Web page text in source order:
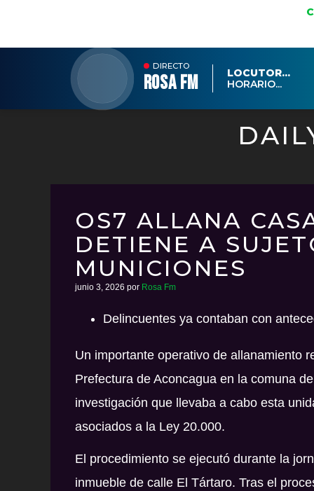
DIRECTO
ROSA FM
LOCUTOR...
HORARIO...
OS7 ALLANA
DETIENE A
MUNICIONES
junio 3, 2026 por Rosa Fm
Delincuentes ya contaban con
Un importante operativo de allanamiento
Prefectura de Aconcagua en la comuna
investigación que llevaba a cabo esta
asociados a la Ley 20.000.
El procedimiento se ejecutó durante la
inmueble de calle El Tártaro. Tras el